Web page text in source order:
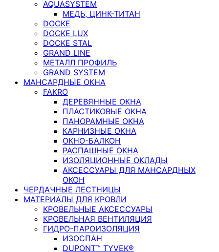
AQUASYSTEM
МЕДЬ, ЦИНК-ТИТАН
DOCKE
DOCKE LUX
DOCKE STAL
GRAND LINE
МЕТАЛЛ ПРОФИЛЬ
GRAND SYSTEM
МАНСАРДНЫЕ ОКНА
FAKRO
ДЕРЕВЯННЫЕ ОКНА
ПЛАСТИКОВЫЕ ОКНА
ПАНОРАМНЫЕ ОКНА
КАРНИЗНЫЕ ОКНА
ОКНО-БАЛКОН
РАСПАШНЫЕ ОКНА
ИЗОЛЯЦИОННЫЕ ОКЛАДЫ
АКСЕССУАРЫ ДЛЯ МАНСАРДНЫХ
ОКОН
ЧЕРДАЧНЫЕ ЛЕСТНИЦЫ
МАТЕРИАЛЫ ДЛЯ КРОВЛИ
КРОВЕЛЬНЫЕ АКСЕССУАРЫ
КРОВЕЛЬНАЯ ВЕНТИЛЯЦИЯ
ГИДРО-ПАРОИЗОЛЯЦИЯ
ИЗОСПАН
DUPONT™ TYVEK®